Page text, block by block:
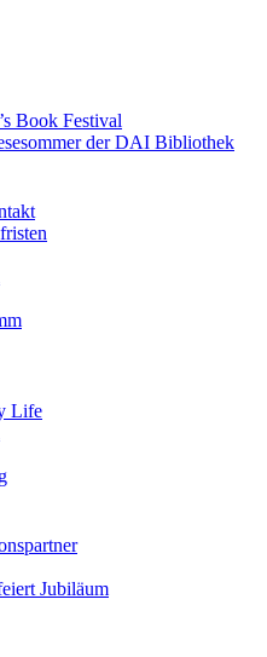
Book Festival
der DAI Bibliothek
Life
Jubiläum